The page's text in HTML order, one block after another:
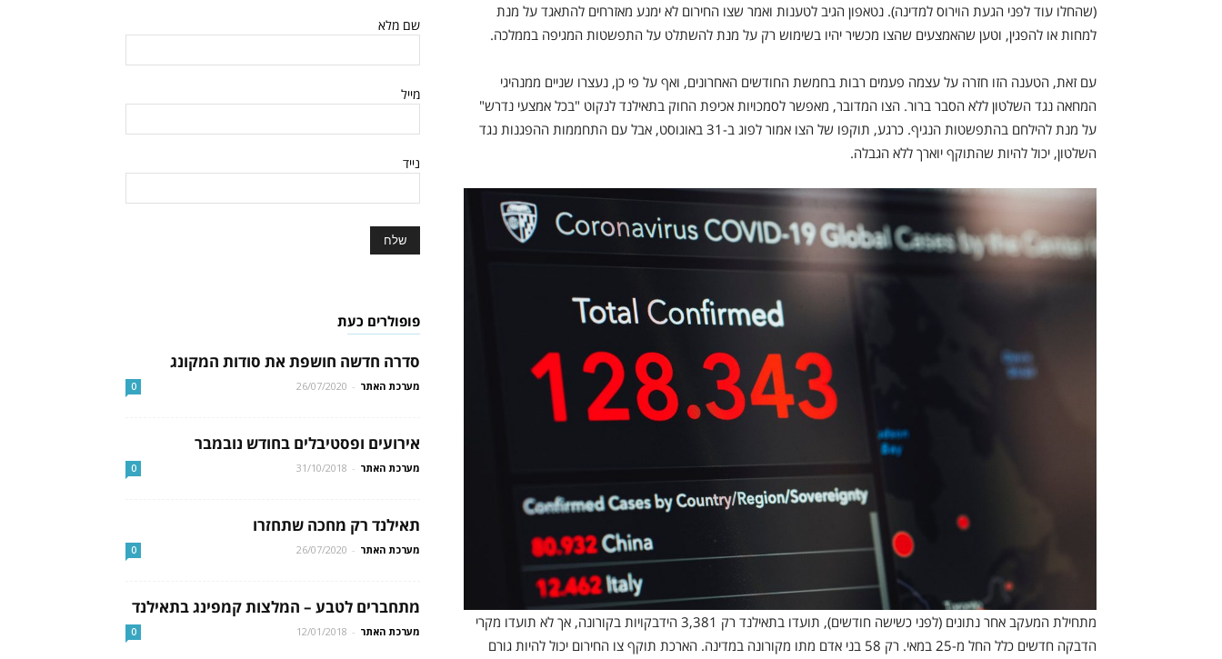
(שהחלו עוד לפני הגעת הוירוס למדינה). נטאפון הגיב לטענות ואמר שצו החירום לא ימנע מאזרחים להתאגד על מנת
למחות או להפגין, וטען שהאמצעים שהצו מכשיר יהיו בשימוש רק על מנת להשתלט על התפשטות המגיפה בממלכה.
עם זאת, הטענה הזו חזרה על עצמה פעמים רבות בחמשת החודשים האחרונים, ואף על פי כן, נעצרו שניים ממנהיגי
המחאה נגד השלטון ללא הסבר ברור. הצו המדובר, מאפשר לסמכויות אכיפת החוק בתאילנד לנקוט "בכל אמצעי נדרש"
על מנת להילחם בהתפשטות הנגיף. כרגע, תוקפו של הצו אמור לפוג ב-31 באוגוסט, אבל עם התחממות ההפגנות נגד
השלטון, יכול להיות שהתוקף יוארך ללא הגבלה.
מתחילת המעקב אחר נתונים (לפני כשישה חודשים), תועדו בתאילנד רק 3,381 הידבקויות בקורונה, אך לא תועדו מקרי
הדבקה חדשים כלל החל מ-25 במאי. רק 58 בני אדם מתו מקורונה במדינה. הארכת תוקף צו החירום יכול להיות גורם
שם מלא
מייל
נייד
פופולרים כעת
סדרה חדשה חושפת את סודות המקונג
מערכת האתר -
26/07/2020
0
אירועים ופסטיבלים בחודש נובמבר
מערכת האתר -
31/10/2018
0
תאילנד רק מחכה שתחזרו
מערכת האתר -
26/07/2020
0
מתחברים לטבע – המלצות קמפינג בתאילנד
מערכת האתר -
12/01/2018
0